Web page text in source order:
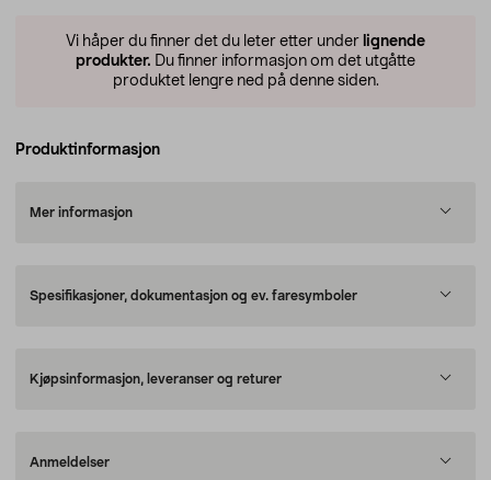
Vi håper du finner det du leter etter under lignende
produkter. Du finner informasjon om det utgåtte
produktet lengre ned på denne siden.
Produktinformasjon
Mer informasjon
Spesifikasjoner, dokumentasjon og ev. faresymboler
Kjøpsinformasjon, leveranser og returer
Anmeldelser